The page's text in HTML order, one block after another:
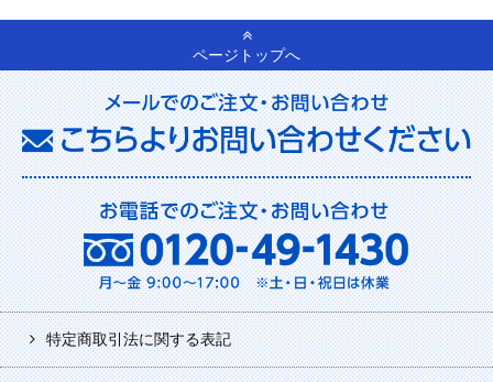
ページトップへ
特定商取引法に関する表記